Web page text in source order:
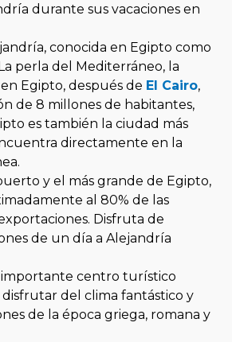
durante sus vacaciones en
conocida en Egipto como
perla del Mediterráneo, la
Egipto, después de El Cairo,
de 8 millones de habitantes,
es también la ciudad más
directamente en la
y el más grande de Egipto,
al 80% de las
Disfruta de
de un día a Alejandría
centro turístico
del clima fantástico y
de la época griega, romana y